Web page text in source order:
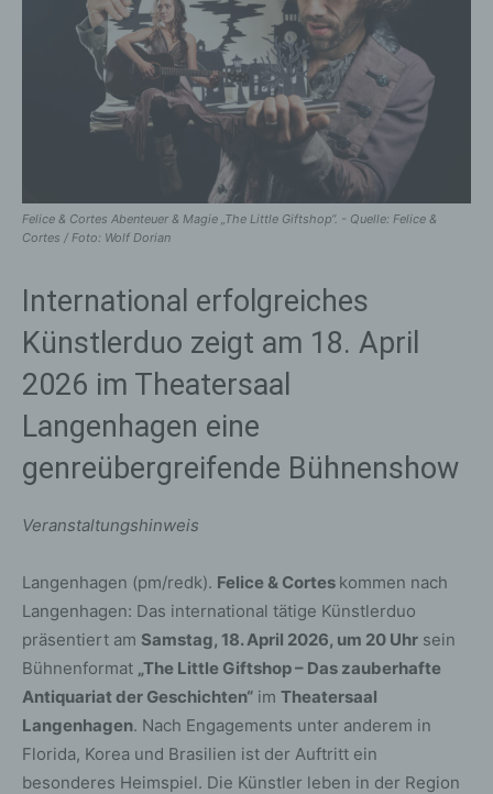
Felice & Cortes Abenteuer & Magie „The Little Giftshop“. - Quelle: Felice &
Cortes / Foto: Wolf Dorian
International erfolgreiches
Künstlerduo zeigt am 18. April
2026 im Theatersaal
Langenhagen eine
genreübergreifende Bühnenshow
Veranstaltungshinweis
Langenhagen (pm/redk). Felice & Cortes kommen nach
Langenhagen: Das international tätige Künstlerduo
präsentiert am Samstag, 18. April 2026, um 20 Uhr sein
Bühnenformat „The Little Giftshop – Das zauberhafte
Antiquariat der Geschichten“ im Theatersaal
Langenhagen. Nach Engagements unter anderem in
Florida, Korea und Brasilien ist der Auftritt ein
besonderes Heimspiel. Die Künstler leben in der Region